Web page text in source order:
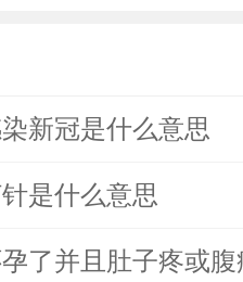
新冠是什么意思
是什么意思
了并且肚子疼或腹